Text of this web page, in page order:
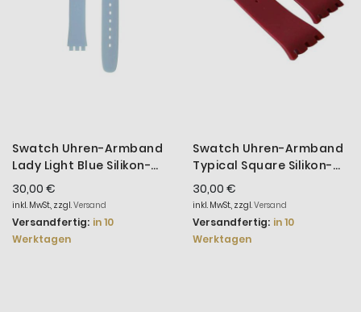
Swatch Uhren-Armband
Lady Light Blue Silikon-
Band ALK396
30,00 €
inkl. MwSt., zzgl.Versand
Versandfertig: in 10
Werktagen
Swatch Uhren-Armband
Typical Square Silikon-
Band ASUBR100
30,00 €
inkl. MwSt., zzgl.Versand
Versandfertig: in 10
Werktagen